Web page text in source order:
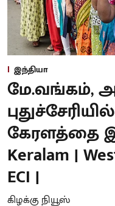
இந்தியா
மே.வங்கம்,
கேரளத்தை
Keralam |
ECI |
கிழக்கு நியூஸ்